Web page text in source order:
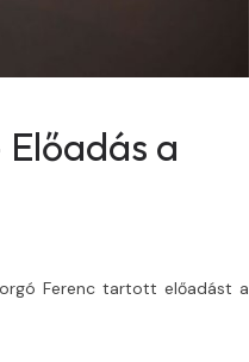
a
Ferenc tartott előadást a